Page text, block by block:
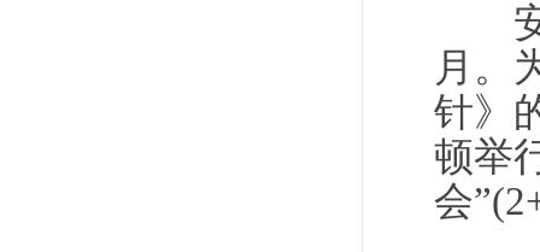
安
月。
针》
顿举
会